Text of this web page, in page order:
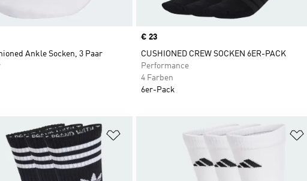
Ankle Socken, 3 Paar
Price
€ 23
CUSHIONED CREW SOCKEN 6ER-PACK
Performance
4 Farben
6er-Pack
hinzufügen Zur Wunschliste hinzufügen